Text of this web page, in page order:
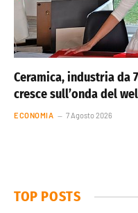
Ceramica, industria da
cresce sull’onda del
ECONOMIA 7 Agosto 2026
TOP POSTS